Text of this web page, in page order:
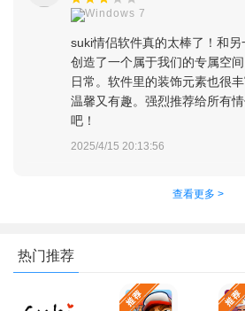
3、同样，也可以将自己的匹配码复
行匹配，还能通过qq和微信区邀请另一
Windows 7
suki情侣软件真的太棒了！和
创造了一个属于我们的专属空
日常。软件里的装饰元素也很
温馨又有趣。强烈推荐给所有
吧！
2025/4/15 20:13:56
查看更多 >
热门推荐